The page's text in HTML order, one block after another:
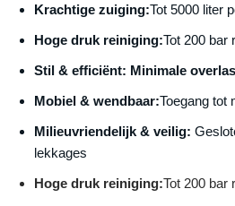
Krachtige zuiging:Tot 5000 liter
Hoge druk reiniging:Tot 200 bar
Stil & efficiënt: Minimale
Mobiel & wendbaar:Toegang tot
Milieuvriendelijk & veilig:
lekkages
Hoge druk reiniging:Tot 200 bar